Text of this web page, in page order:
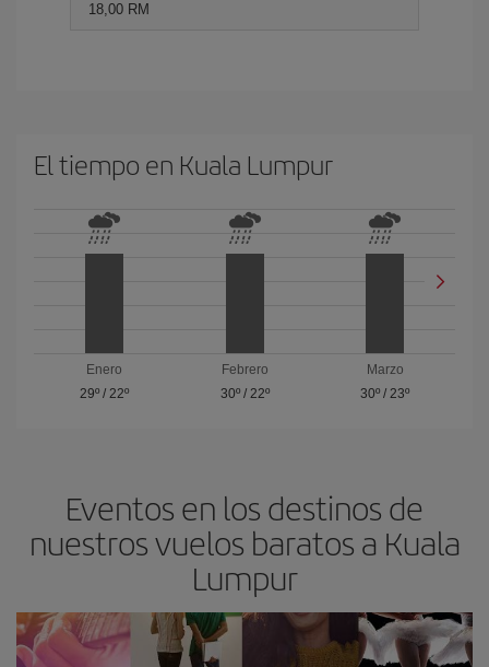
18,00 RM
El tiempo en Kuala Lumpur
Enero
29º/ 22º
Febrero
30º/ 22º
Marzo
30º /23º
Eventos en los destinos de
nuestros vuelos baratos a Kuala
Lumpur